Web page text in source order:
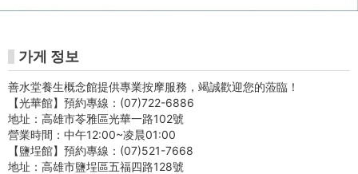
埕
館
-
Gojet
krtco
가게 정보
善水堂養生概念館提供專業按摩服務，竭誠歡迎您的蒞臨！
【光華館】預約專線：(07)722-6886
地址：高雄市苓雅區光華一路102號
營業時間：中午12:00~凌晨01:00
【鹽埕館】預約專線：(07)521-7668
地址：高雄市鹽埕區五福四路128號